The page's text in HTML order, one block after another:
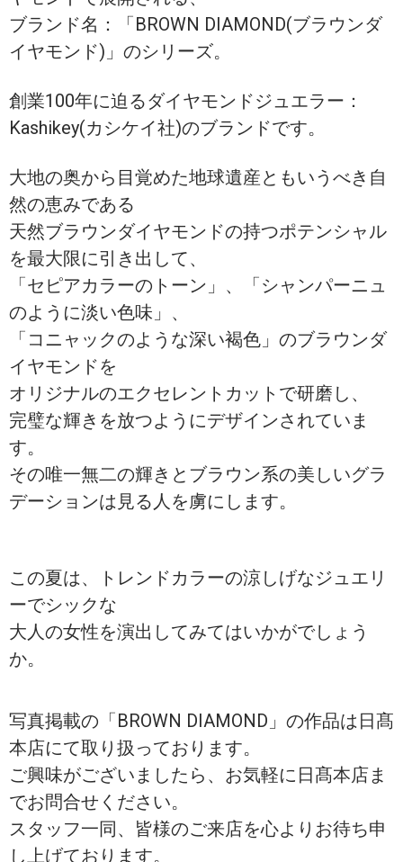
ブランド名：「BROWN DIAMOND(ブラウンダ
イヤモンド)」のシリーズ。
創業100年に迫るダイヤモンドジュエラー：
Kashikey(カシケイ社)のブランドです。
大地の奥から目覚めた地球遺産ともいうべき自
然の恵みである
天然ブラウンダイヤモンドの持つポテンシャル
を最大限に引き出して、
「セピアカラーのトーン」、「シャンパーニュ
のように淡い色味」、
「コニャックのような深い褐色」のブラウンダ
イヤモンドを
オリジナルのエクセレントカットで研磨し、
完璧な輝きを放つようにデザインされていま
す。
その唯一無二の輝きとブラウン系の美しいグラ
デーションは見る人を虜にします。
この夏は、トレンドカラーの涼しげなジュエリ
ーでシックな
大人の女性を演出してみてはいかがでしょう
か。
写真掲載の「BROWN DIAMOND」の作品は日髙
本店にて取り扱っております。
ご興味がございましたら、お気軽に日髙本店ま
でお問合せください。
スタッフ一同、皆様のご来店を心よりお待ち申
し上げております。